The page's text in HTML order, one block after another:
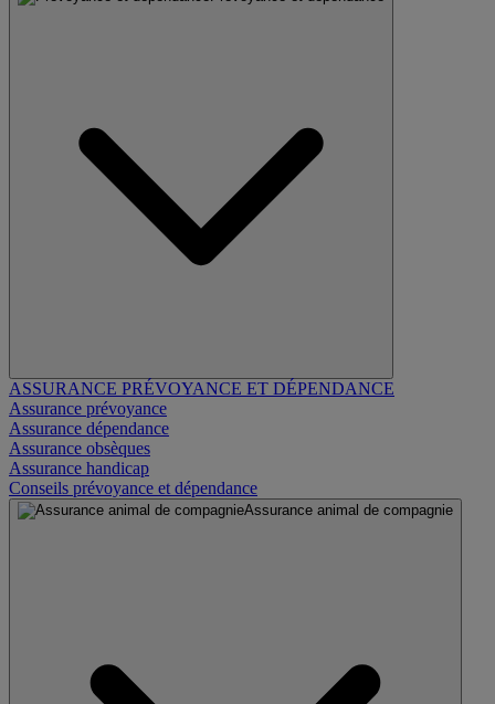
ASSURANCE PRÉVOYANCE ET DÉPENDANCE
Assurance prévoyance
Assurance dépendance
Assurance obsèques
Assurance handicap
Conseils prévoyance et dépendance
Assurance animal de compagnie